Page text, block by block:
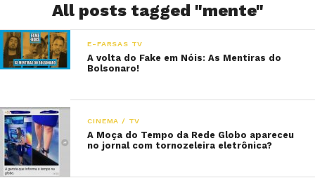
All posts tagged "mente"
E-FARSAS TV
A volta do Fake em Nóis: As Mentiras do
Bolsonaro!
CINEMA / TV
A Moça do Tempo da Rede Globo apareceu
no jornal com tornozeleira eletrônica?